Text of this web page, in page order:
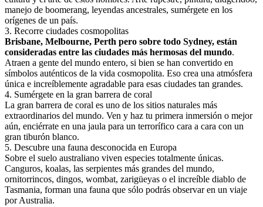
manejo de boomerang, leyendas ancestrales, sumérgete en los
orígenes de un país.
3. Recorre ciudades cosmopolitas
Brisbane, Melbourne, Perth pero sobre todo Sydney, están
consideradas entre las ciudades más hermosas del mundo.
Atraen a gente del mundo entero, si bien se han convertido en
símbolos auténticos de la vida cosmopolita. Eso crea una atmósfera
única e increíblemente agradable para esas ciudades tan grandes.
4. Sumérgete en la gran barrera de coral
La gran barrera de coral es uno de los sitios naturales más
extraordinarios del mundo. Ven y haz tu primera inmersión o mejor
aún, enciérrate en una jaula para un terrorífico cara a cara con un
gran tiburón blanco.
5. Descubre una fauna desconocida en Europa
Sobre el suelo australiano viven especies totalmente únicas.
Canguros, koalas, las serpientes más grandes del mundo,
ornitorrincos, dingos, wombat, zarigüeyas o el increíble diablo de
Tasmania, forman una fauna que sólo podrás observar en un viaje
por Australia.